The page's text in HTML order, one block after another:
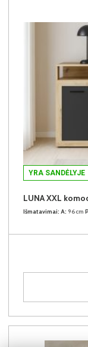
YRA SANDĖLYJE
LUNA XXL
Išmatavimai: A: 96cm